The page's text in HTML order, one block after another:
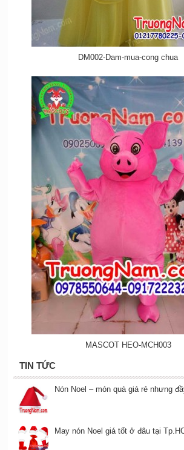
DM002-Dam-mua-cong chua
MASCOT HEO-MCH003
TIN TỨC
Nón Noel – món quà giá rẻ nhưng
May nón Noel giá tốt ở đâu tại